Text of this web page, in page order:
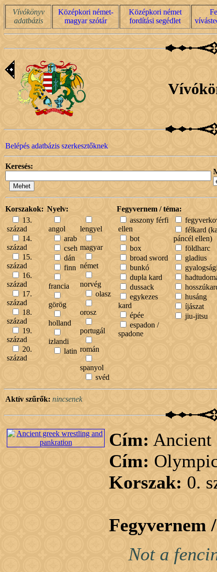
Vívókönyv
adatbázis
Középkori német-
magyar szótár
Középkori német
fordítási segédlet
Belépés adatbázis szerkesztőknek
Keresés:
Korszakok:
13.
század
14.
század
15.
század
16.
század
17.
század
18.
század
19.
század
20.
század
Nyelv:
angol
arab
cseh
dán
finn
francia
görög
holland
izlandi
latin
lengyel
magyar
német
norvég
olasz
orosz
portugál
román
spanyol
svéd
Fegyvernem / téma:
asszony férfi
ellen
bot
box
broad sword
bunkó
dupla kard
dussack
egykezes
kard
épée
espadon /
spadone
félkard
páncél ellen)
földharc
gladius
husáng
íjászat
jiu-jitsu
Aktív szűrők: nincsenek
Cím: Ancient
Cím:
Korszak: 0.
Fegyvernem
Not a